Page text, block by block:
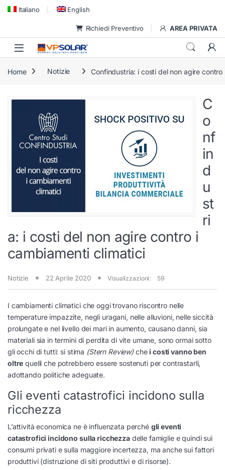
Skip to navigation
Skip to content
Italiano English
Richiedi Preventivo AREA PRIVATA
Home Notizie Confindustria: i costi del non agire
C
o
nf
in
d
u
st
ri
a: i costi del non agire contro i
cambiamenti climatici
Notizie 22 Aprile 2020 Visualizzazioni: 59
I cambiamenti climatici che oggi trovano riscontro nelle
temperature impazzite, negli uragani, nelle alluvioni, nelle siccità
prolungate e nel livello dei mari in aumento, causano danni, sia
materiali sia in termini di perdita di vite umane, sono ormai sotto
gli occhi di tutti: si stima (Stern Re­view) chei costi vanno ben
oltre quelli che potrebbero essere sostenuti per contrastarli,
adottando politiche adeguate.
Gli eventi catastrofici incidono sulla
ricchezza
L’attività economica ne è influenzata perché gli eventi
catastrofici incidono sulla ricchezzadelle famiglie e quindi sui
consumi privati e sulla maggiore incertezza, ma anche sui fattori
produttivi (distruzione di siti produttivi e di risorse).